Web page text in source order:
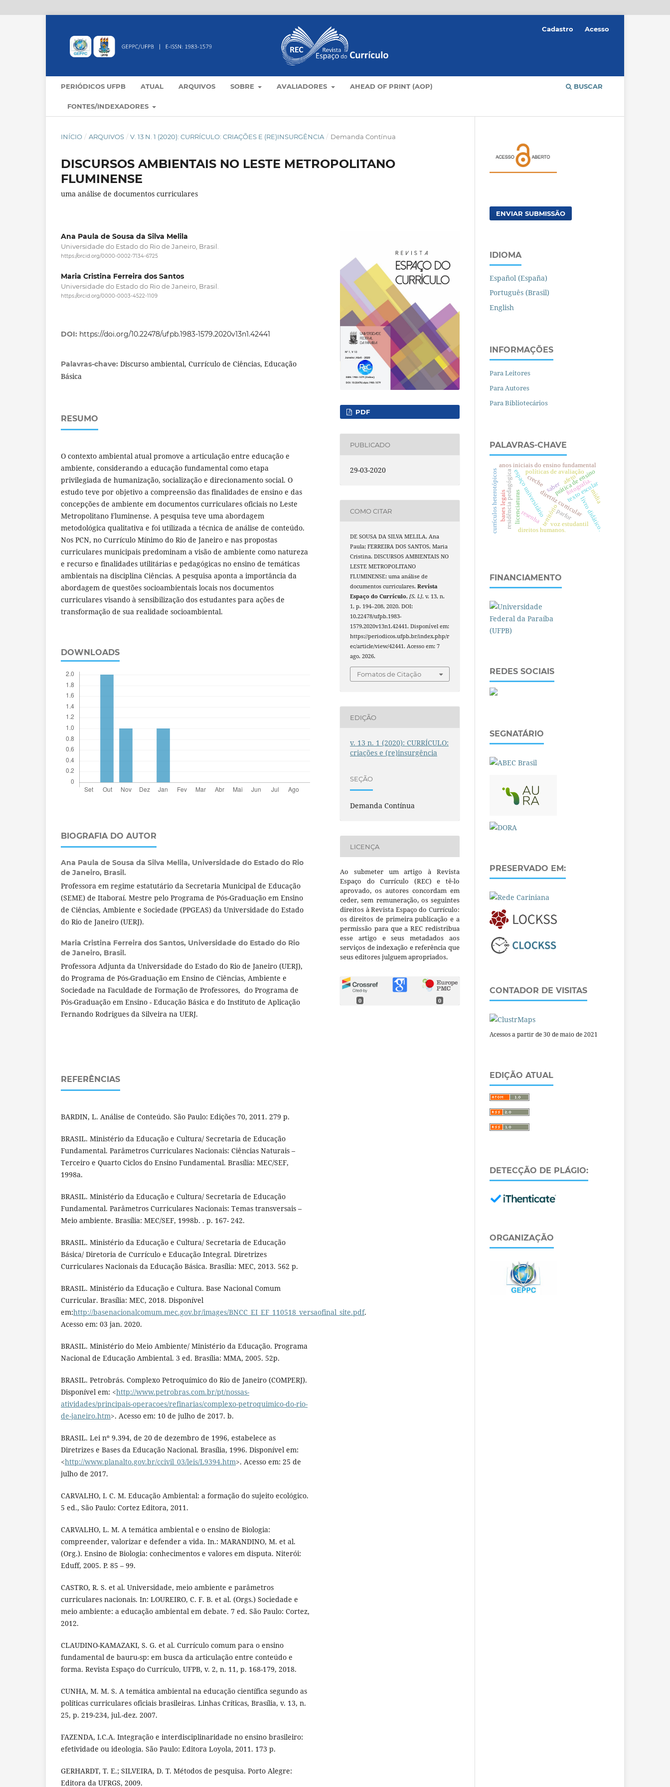
PERIÓDICOS UFPB ATUAL ARQUIVOS SOBRE AVALIADORES AHEAD OF PRINT (AOP)
FONTES/INDEXADORES
BUSCAR
Cadastro Acesso
INÍCIO / ARQUIVOS / V. 13 N. 1 (2020): CURRÍCULO: CRIAÇÕES E (RE)INSURGÊNCIA / Demanda Contínua
DISCURSOS AMBIENTAIS NO LESTE METROPOLITANO
FLUMINENSE
uma análise de documentos curriculares
Ana Paula de Sousa da Silva Melila
Universidade do Estado do Rio de Janeiro, Brasil.
https://orcid.org/0000-0002-7134-6725
Maria Cristina Ferreira dos Santos
Universidade do Estado do Rio de Janeiro, Brasil.
https://orcid.org/0000-0003-4522-1109
DOI: https://doi.org/10.22478/ufpb.1983-1579.2020v13n1.42441
Palavras-chave: Discurso ambiental, Currículo de Ciências, Educação
Básica
RESUMO
O contexto ambiental atual promove a articulação entre educação e
ambiente, considerando a educação fundamental como etapa
privilegiada de humanização, socialização e direcionamento social. O
estudo teve por objetivo a compreensão das finalidades de ensino e das
concepções de ambiente em documentos curriculares oficiais no Leste
Metropolitano Fluminense. A pesquisa teve uma abordagem
metodológica qualitativa e foi utilizada a técnica de análise de conteúdo.
Nos PCN, no Currículo Mínimo do Rio de Janeiro e nas propostas
curriculares municipais predominam a visão de ambiente como natureza
e recurso e finalidades utilitárias e pedagógicas no ensino de temáticas
ambientais na disciplina Ciências. A pesquisa aponta a importância da
abordagem de questões socioambientais locais nos documentos
curriculares visando à sensibilização dos estudantes para ações de
transformação de sua realidade socioambiental.
DOWNLOADS
BIOGRAFIA DO AUTOR
Ana Paula de Sousa da Silva Melila, Universidade do Estado do Rio
de Janeiro, Brasil.
Professora em regime estatutário da Secretaria Municipal de Educação
(SEME) de Itaboraí. Mestre pelo Programa de Pós-Graduação em Ensino
de Ciências, Ambiente e Sociedade (PPGEAS) da Universidade do Estado
do Rio de Janeiro (UERJ).
Maria Cristina Ferreira dos Santos, Universidade do Estado do Rio
de Janeiro, Brasil.
Professora Adjunta da Universidade do Estado do Rio de Janeiro (UERJ),
do Programa de Pós-Graduação em Ensino de Ciências, Ambiente e
Sociedade na Faculdade de Formação de Professores, do Programa de
Pós-Graduação em Ensino - Educação Básica e do Instituto de Aplicação
Fernando Rodrigues da Silveira na UERJ.
REFERÊNCIAS
BARDIN, L. Análise de Conteúdo. São Paulo: Edições 70, 2011. 279 p.
BRASIL. Ministério da Educação e Cultura/ Secretaria de Educação
Fundamental. Parâmetros Curriculares Nacionais: Ciências Naturais –
Terceiro e Quarto Ciclos do Ensino Fundamental. Brasília: MEC/SEF,
1998a.
BRASIL. Ministério da Educação e Cultura/ Secretaria de Educação
Fundamental. Parâmetros Curriculares Nacionais: Temas transversais –
Meio ambiente. Brasília: MEC/SEF, 1998b. . p. 167- 242.
BRASIL. Ministério da Educação e Cultura/ Secretaria de Educação
Básica/ Diretoria de Currículo e Educação Integral. Diretrizes
Curriculares Nacionais da Educação Básica. Brasília: MEC, 2013. 562 p.
BRASIL. Ministério da Educação e Cultura. Base Nacional Comum
Curricular. Brasília: MEC, 2018. Disponível
em:http://basenacionalcomum.mec.gov.br/images/BNCC_EI_EF_110518_versaofinal_site.pdf.
Acesso em: 03 jan. 2020.
BRASIL. Ministério do Meio Ambiente/ Ministério da Educação. Programa
Nacional de Educação Ambiental. 3 ed. Brasília: MMA, 2005. 52p.
BRASIL. Petrobrás. Complexo Petroquímico do Rio de Janeiro (COMPERJ).
Disponível em: <http://www.petrobras.com.br/pt/nossas-
atividades/principais-operacoes/refinarias/complexo-petroquimico-do-rio-
de-janeiro.htm>. Acesso em: 10 de julho de 2017. b.
BRASIL. Lei nº 9.394, de 20 de dezembro de 1996, estabelece as
Diretrizes e Bases da Educação Nacional. Brasília, 1996. Disponível em:
<http://www.planalto.gov.br/ccivil_03/leis/L9394.htm>. Acesso em: 25 de
julho de 2017.
CARVALHO, I. C. M. Educação Ambiental: a formação do sujeito ecológico.
5 ed., São Paulo: Cortez Editora, 2011.
CARVALHO, L. M. A temática ambiental e o ensino de Biologia:
compreender, valorizar e defender a vida. In.: MARANDINO, M. et al.
(Org.). Ensino de Biologia: conhecimentos e valores em disputa. Niterói:
Eduff, 2005. P. 85 – 99.
CASTRO, R. S. et al. Universidade, meio ambiente e parâmetros
curriculares nacionais. In: LOUREIRO, C. F. B. et al. (Orgs.) Sociedade e
meio ambiente: a educação ambiental em debate. 7 ed. São Paulo: Cortez,
2012.
CLAUDINO-KAMAZAKI, S. G. et al. Currículo comum para o ensino
fundamental de bauru-sp: em busca da articulação entre conteúdo e
forma. Revista Espaço do Currículo, UFPB, v. 2, n. 11, p. 168-179, 2018.
CUNHA, M. M. S. A temática ambiental na educação científica segundo as
políticas curriculares oficiais brasileiras. Linhas Críticas, Brasília, v. 13, n.
25, p. 219-234, jul.-dez. 2007.
FAZENDA, I.C.A. Integração e interdisciplinaridade no ensino brasileiro:
efetividade ou ideologia. São Paulo: Editora Loyola, 2011. 173 p.
GERHARDT, T. E.; SILVEIRA, D. T. Métodos de pesquisa. Porto Alegre:
Editora da UFRGS, 2009.
PDF
PUBLICADO
29-03-2020
COMO CITAR
DE SOUSA DA SILVA MELILA, Ana
Paula; FERREIRA DOS SANTOS, Maria
Cristina. DISCURSOS AMBIENTAIS NO
LESTE METROPOLITANO
FLUMINENSE: uma análise de
documentos curriculares.Revista
Espaço do Currículo,[S. l.], v. 13, n.
1, p. 194–208, 2020. DOI:
10.22478/ufpb.1983-
1579.2020v13n1.42441. Disponível em:
https://periodicos.ufpb.br/index.php/r
ec/article/view/42441. Acesso em: 7
ago. 2026.
Fomatos de Citação
EDIÇÃO
v. 13 n. 1 (2020): CURRÍCULO:
criações e (re)insurgência
SEÇÃO
Demanda Contínua
LICENÇA
Ao submeter um artigo à Revista
Espaço do Currículo (REC) e tê-lo
aprovado, os autores concordam em
ceder, sem remuneração, os seguintes
direitos à Revista Espaço do Currículo:
os direitos de primeira publicação e a
permissão para que a REC redistribua
esse artigo e seus metadados aos
serviços de indexação e referência que
seus editores julguem apropriados.
0 0
ENVIAR SUBMISSÃO
IDIOMA
Español (España)
Português (Brasil)
English
INFORMAÇÕES
Para Leitores
Para Autores
Para Bibliotecários
PALAVRAS-CHAVE
resenhaterritório
diretriz curricular
prática de ensino
texto escolar
políticas de avaliação
espaço universitáriosaber
anos iniciais do ensino fundamental
mídia
residência pedagógica livro didático.
direitos humanos.
licenciaturas parfor
voz estudantil
creche
bases legais
currículos heterotópicos fotografia.
afeto
FINANCIAMENTO
REDES SOCIAIS
SEGNATÁRIO
PRESERVADO EM:
CONTADOR DE VISITAS
Acessos a partir de 30 de maio de 2021
EDIÇÃO ATUAL
DETECÇÃO DE PLÁGIO:
ORGANIZAÇÃO